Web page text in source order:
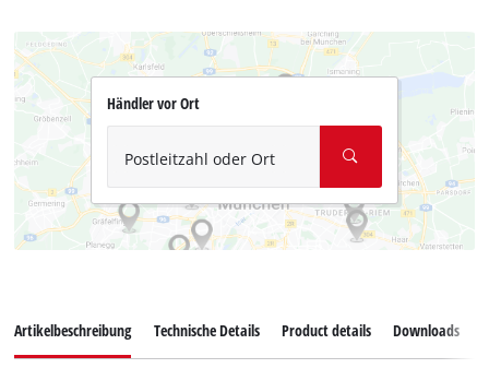
Händler vor Ort
Postleitzahl oder Ort
Artikelbeschreibung Technische Details Product details Downloads